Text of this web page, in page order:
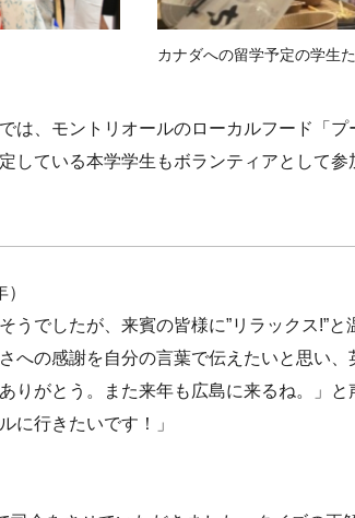
カナダへの留学予定の学生
は、モントリオールのローカルフード「
している本学学生もボランティアとして参
うでしたが、来賓の皆様に”リラックス!”
への感謝を自分の言葉で伝えたいと思い
りがとう。また来年も広島に来るね。」
に行きたいです！」